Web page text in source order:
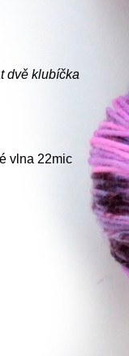
dvě klubíčka
vlna 22mic